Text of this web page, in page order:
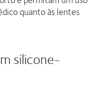
quanto às lentes
silicone-